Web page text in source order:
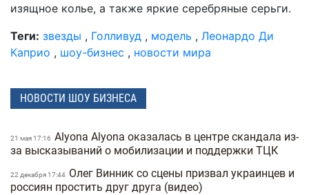
изящное колье, а также яркие серебряные серьги.
Теги: звезды , Голливуд , модель , Леонардо Ди
Каприо , шоу-бизнес , новости мира
НОВОСТИ ШОУ БИЗНЕСА
21 мая 17:16 Alyona Alyona оказалась в центре скандала из-
за высказываний о мобилизации и поддержки ТЦК
22 декабря 17:44 Олег Винник со сцены призвал украинцев и
россиян простить друг друга (видео)